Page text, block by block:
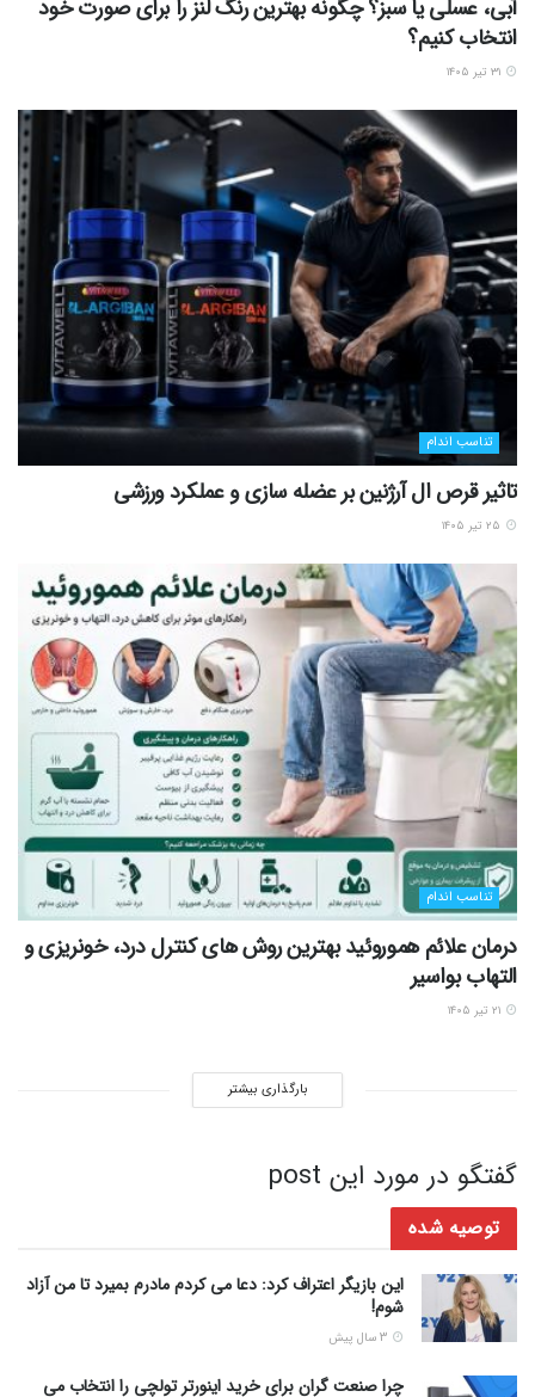
آبی، عسلی یا سبز؟ چگونه بهترین رنگ لنز را برای صورت خود
انتخاب کنیم؟
تناسب اندام
تاثیر قرص ال آرژنین بر عضله سازی و عملکرد ورزشی
تناسب اندام
درمان علائم هموروئید بهترین روش های کنترل درد، خونریزی و
التهاب بواسیر
بارگذاری بیشتر
گفتگو در مورد این post
توصیه شده
این بازیگر اعتراف کرد: دعا می کردم مادرم بمیرد تا من آزاد
شوم!
چرا صنعت گران برای خرید اینورتر تولچی را انتخاب می